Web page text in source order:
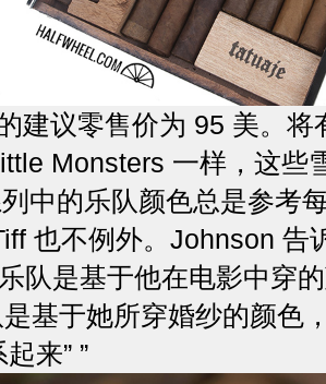
建议零售价为 95 美。将
Monsters 一样，这些
中的乐队颜色总是参考
也不例外。Johnson 告
队是基于他在电影中穿
基于她所穿婚纱的颜色
来” ”